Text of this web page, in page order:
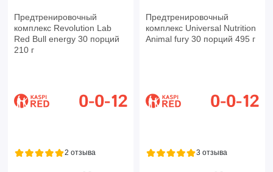
Предтренировочный
комплекс Revolution Lab
Red Bull energy 30 порций
210 г
2 отзыва
Предтренировочный
комплекс Universal Nutrition
Animal fury 30 порций 495 г
3 отзыва